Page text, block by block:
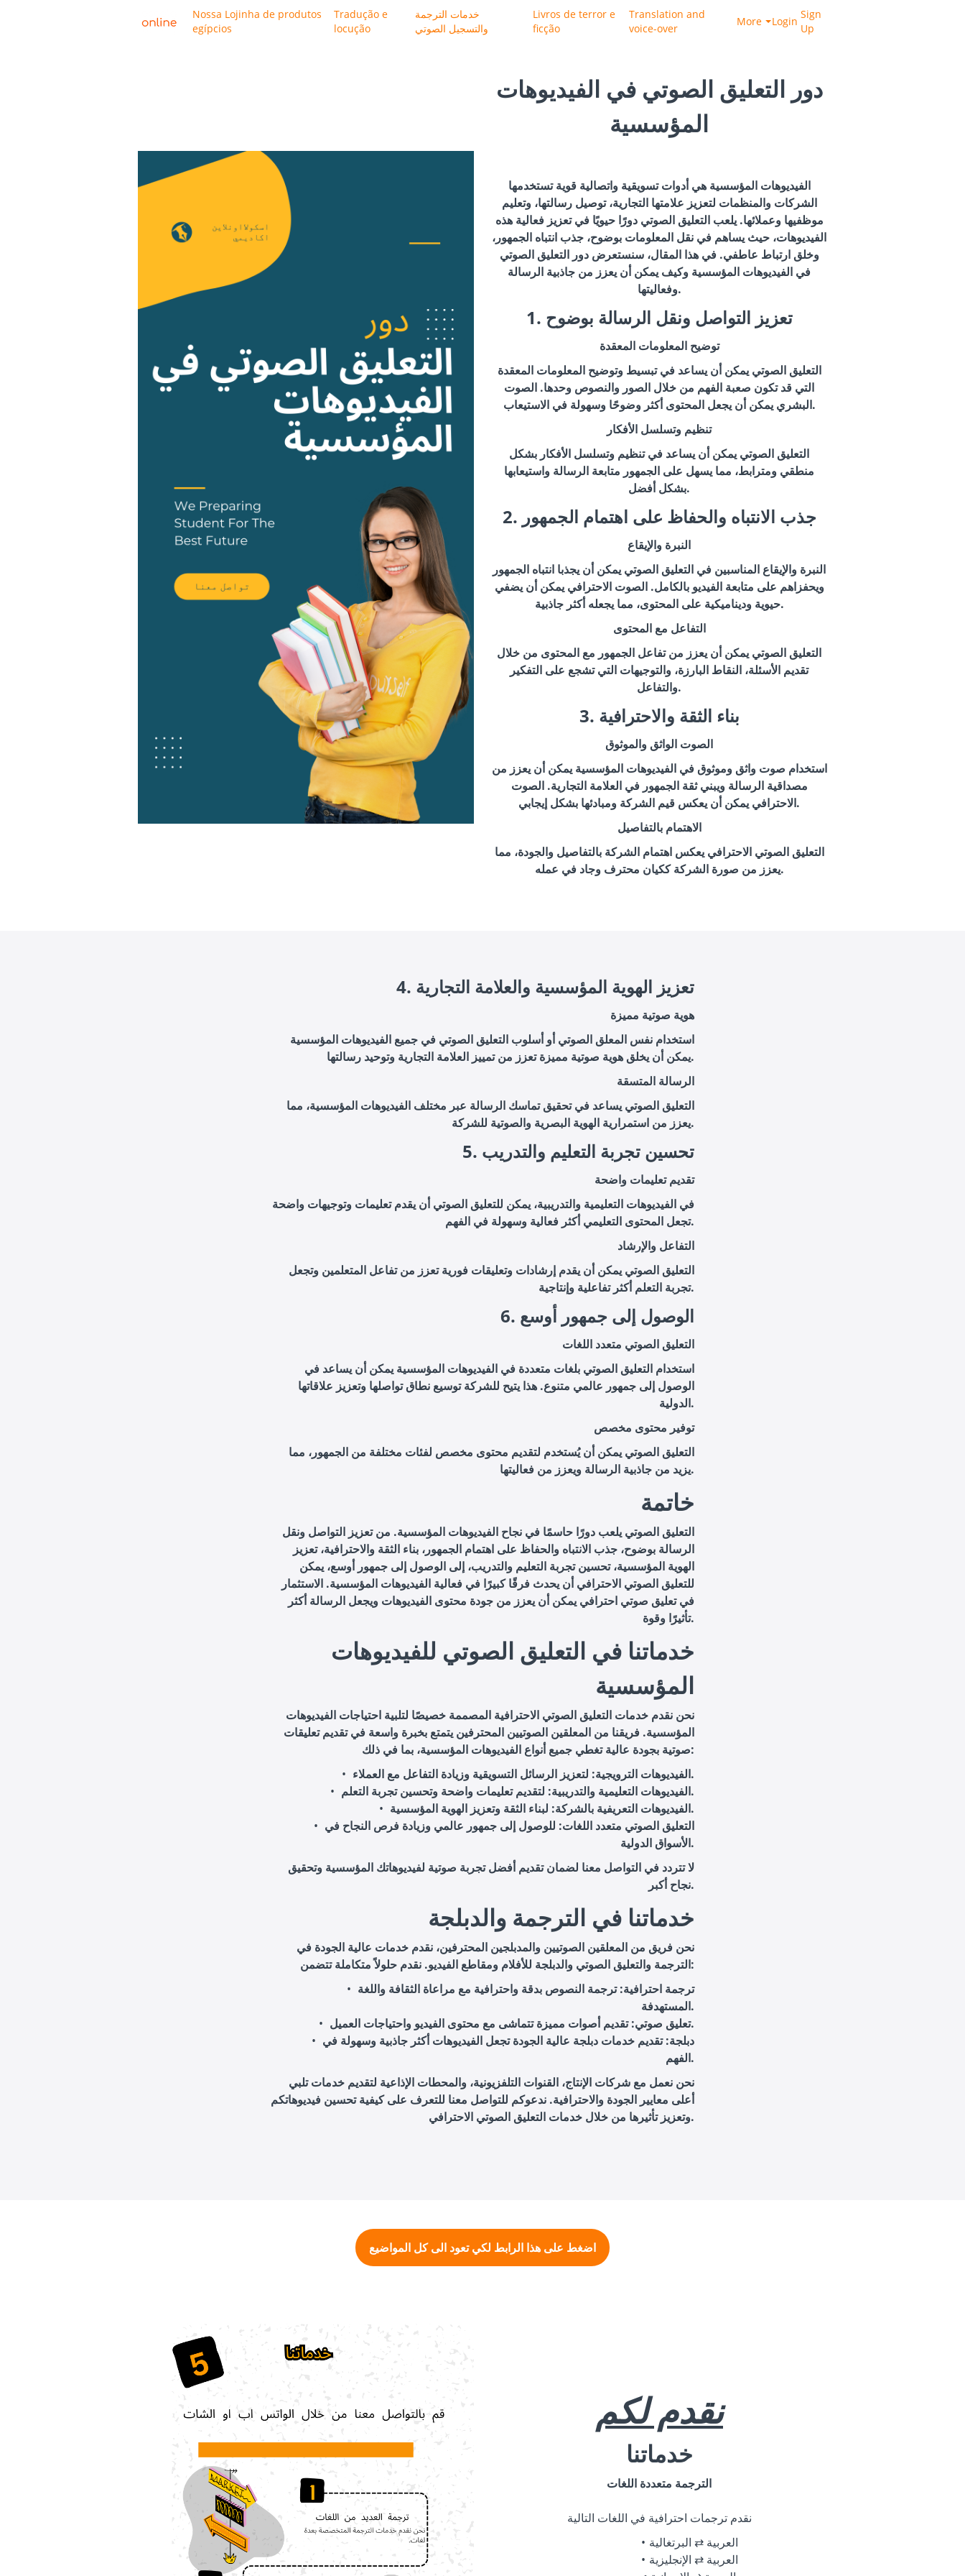
Nossa Lojinha de produtos
egípcios
Tradução e
locução
خدمات الترجمة
والتسجيل الصوتي
Livros de terror e
ficção
Translation and
voice-over
More Login
Sign
Up
دور التعليق الصوتي في الفيديوهات
المؤسسية
الفيديوهات المؤسسية هي أدوات تسويقية واتصالية قوية تستخدمها
الشركات والمنظمات لتعزيز علامتها التجارية، توصيل رسالتها، وتعليم
موظفيها وعملائها. يلعب التعليق الصوتي دورًا حيويًا في تعزيز فعالية هذه
الفيديوهات، حيث يساهم في نقل المعلومات بوضوح، جذب انتباه الجمهور،
وخلق ارتباط عاطفي. في هذا المقال، سنستعرض دور التعليق الصوتي
في الفيديوهات المؤسسية وكيف يمكن أن يعزز من جاذبية الرسالة
وفعاليتها.
1. تعزيز التواصل ونقل الرسالة بوضوح
توضيح المعلومات المعقدة
التعليق الصوتي يمكن أن يساعد في تبسيط وتوضيح المعلومات المعقدة
التي قد تكون صعبة الفهم من خلال الصور والنصوص وحدها. الصوت
البشري يمكن أن يجعل المحتوى أكثر وضوحًا وسهولة في الاستيعاب.
تنظيم وتسلسل الأفكار
التعليق الصوتي يمكن أن يساعد في تنظيم وتسلسل الأفكار بشكل
منطقي ومترابط، مما يسهل على الجمهور متابعة الرسالة واستيعابها
بشكل أفضل.
2. جذب الانتباه والحفاظ على اهتمام الجمهور
النبرة والإيقاع
النبرة والإيقاع المناسبين في التعليق الصوتي يمكن أن يجذبا انتباه الجمهور
ويحفزاهم على متابعة الفيديو بالكامل. الصوت الاحترافي يمكن أن يضفي
حيوية وديناميكية على المحتوى، مما يجعله أكثر جاذبية.
التفاعل مع المحتوى
التعليق الصوتي يمكن أن يعزز من تفاعل الجمهور مع المحتوى من خلال
تقديم الأسئلة، النقاط البارزة، والتوجيهات التي تشجع على التفكير
والتفاعل.
3. بناء الثقة والاحترافية
الصوت الواثق والموثوق
استخدام صوت واثق وموثوق في الفيديوهات المؤسسية يمكن أن يعزز من
مصداقية الرسالة ويبني ثقة الجمهور في العلامة التجارية. الصوت
الاحترافي يمكن أن يعكس قيم الشركة ومبادئها بشكل إيجابي.
الاهتمام بالتفاصيل
التعليق الصوتي الاحترافي يعكس اهتمام الشركة بالتفاصيل والجودة، مما
يعزز من صورة الشركة ككيان محترف وجاد في عمله.
4. تعزيز الهوية المؤسسية والعلامة التجارية
هوية صوتية مميزة
استخدام نفس المعلق الصوتي أو أسلوب التعليق الصوتي في جميع الفيديوهات المؤسسية
يمكن أن يخلق هوية صوتية مميزة تعزز من تمييز العلامة التجارية وتوحيد رسالتها.
الرسالة المتسقة
التعليق الصوتي يساعد في تحقيق تماسك الرسالة عبر مختلف الفيديوهات المؤسسية، مما
يعزز من استمرارية الهوية البصرية والصوتية للشركة.
5. تحسين تجربة التعليم والتدريب
تقديم تعليمات واضحة
في الفيديوهات التعليمية والتدريبية، يمكن للتعليق الصوتي أن يقدم تعليمات وتوجيهات واضحة
تجعل المحتوى التعليمي أكثر فعالية وسهولة في الفهم.
التفاعل والإرشاد
التعليق الصوتي يمكن أن يقدم إرشادات وتعليقات فورية تعزز من تفاعل المتعلمين وتجعل
تجربة التعلم أكثر تفاعلية وإنتاجية.
6. الوصول إلى جمهور أوسع
التعليق الصوتي متعدد اللغات
استخدام التعليق الصوتي بلغات متعددة في الفيديوهات المؤسسية يمكن أن يساعد في
الوصول إلى جمهور عالمي متنوع. هذا يتيح للشركة توسيع نطاق تواصلها وتعزيز علاقاتها
الدولية.
توفير محتوى مخصص
التعليق الصوتي يمكن أن يُستخدم لتقديم محتوى مخصص لفئات مختلفة من الجمهور، مما
يزيد من جاذبية الرسالة ويعزز من فعاليتها.
خاتمة
التعليق الصوتي يلعب دورًا حاسمًا في نجاح الفيديوهات المؤسسية. من تعزيز التواصل ونقل
الرسالة بوضوح، جذب الانتباه والحفاظ على اهتمام الجمهور، بناء الثقة والاحترافية، تعزيز
الهوية المؤسسية، تحسين تجربة التعليم والتدريب، إلى الوصول إلى جمهور أوسع، يمكن
للتعليق الصوتي الاحترافي أن يحدث فرقًا كبيرًا في فعالية الفيديوهات المؤسسية. الاستثمار
في تعليق صوتي احترافي يمكن أن يعزز من جودة محتوى الفيديوهات ويجعل الرسالة أكثر
تأثيرًا وقوة.
خدماتنا في التعليق الصوتي للفيديوهات
المؤسسية
نحن نقدم خدمات التعليق الصوتي الاحترافية المصممة خصيصًا لتلبية احتياجات الفيديوهات
المؤسسية. فريقنا من المعلقين الصوتيين المحترفين يتمتع بخبرة واسعة في تقديم تعليقات
صوتية بجودة عالية تغطي جميع أنواع الفيديوهات المؤسسية، بما في ذلك:
الفيديوهات الترويجية: لتعزيز الرسائل التسويقية وزيادة التفاعل مع العملاء.
الفيديوهات التعليمية والتدريبية: لتقديم تعليمات واضحة وتحسين تجربة التعلم.
الفيديوهات التعريفية بالشركة: لبناء الثقة وتعزيز الهوية المؤسسية.
التعليق الصوتي متعدد اللغات: للوصول إلى جمهور عالمي وزيادة فرص النجاح في
الأسواق الدولية.
لا تتردد في التواصل معنا لضمان تقديم أفضل تجربة صوتية لفيديوهاتك المؤسسية وتحقيق
نجاح أكبر.
خدماتنا في الترجمة والدبلجة
نحن فريق من المعلقين الصوتيين والمدبلجين المحترفين، نقدم خدمات عالية الجودة في
الترجمة والتعليق الصوتي والدبلجة للأفلام ومقاطع الفيديو. نقدم حلولاً متكاملة تتضمن:
ترجمة احترافية: ترجمة النصوص بدقة واحترافية مع مراعاة الثقافة واللغة
المستهدفة.
تعليق صوتي: تقديم أصوات مميزة تتماشى مع محتوى الفيديو واحتياجات العميل.
دبلجة: تقديم خدمات دبلجة عالية الجودة تجعل الفيديوهات أكثر جاذبية وسهولة في
الفهم.
نحن نعمل مع شركات الإنتاج، القنوات التلفزيونية، والمحطات الإذاعية لتقديم خدمات تلبي
أعلى معايير الجودة والاحترافية. ندعوكم للتواصل معنا للتعرف على كيفية تحسين فيديوهاتكم
وتعزيز تأثيرها من خلال خدمات التعليق الصوتي الاحترافي.
اضغط على هذا الرابط لكي تعود الى كل المواضيع
نقدم لكم
خدماتنا
الترجمة متعددة اللغات
نقدم ترجمات احترافية في اللغات التالية
العربية ⇄ البرتغالية
العربية ⇄ الإنجليزية